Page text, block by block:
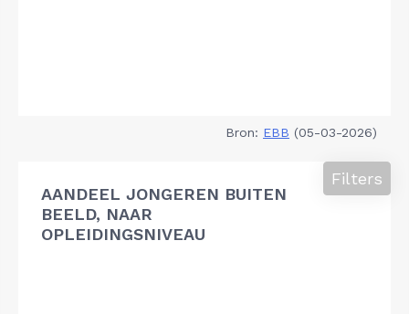
Bron: EBB (05-03-2026)
AANDEEL JONGEREN BUITEN
BEELD, NAAR
OPLEIDINGSNIVEAU
Filters